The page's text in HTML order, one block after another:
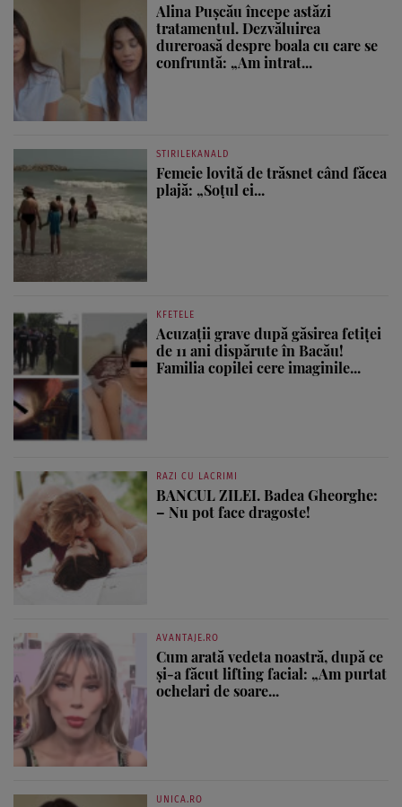
Alina Pușcău începe astăzi
tratamentul. Dezvăluirea
dureroasă despre boala cu care se
confruntă: „Am intrat...
STIRILEKANALD
Femeie lovită de trăsnet când făcea
plajă: „Soțul ei...
KFETELE
Acuzații grave după găsirea fetiței
de 11 ani dispărute în Bacău!
Familia copilei cere imaginile...
RAZI CU LACRIMI
BANCUL ZILEI. Badea Gheorghe:
– Nu pot face dragoste!
AVANTAJE.RO
Cum arată vedeta noastră, după ce
și-a făcut lifting facial: „Am purtat
ochelari de soare...
UNICA.RO